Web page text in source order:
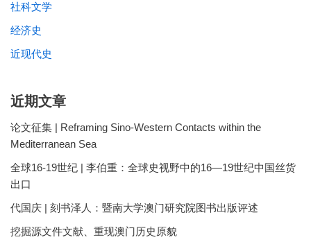
社科文学
经济史
近现代史
近期文章
论文征集 | Reframing Sino-Western Contacts within the
Mediterranean Sea
全球16-19世纪 | 李伯重：全球史视野中的16—19世纪中国丝货
出口
代国庆 | 刻书泽人：暨南大学澳门研究院图书出版评述
挖掘源文件文献、重现澳门历史原貌